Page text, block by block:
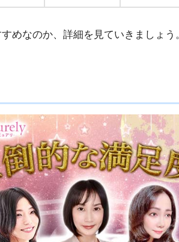
めなのか、詳細を見ていきましょう。